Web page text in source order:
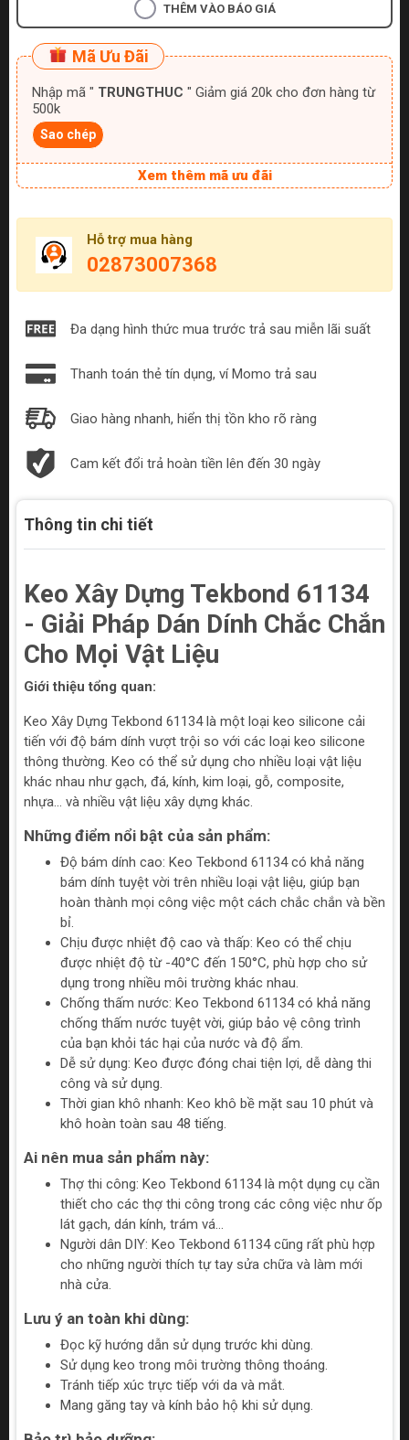
THÊM VÀO BÁO GIÁ
Mã Ưu Đãi
Nhập mã " TRUNGTHUC " Giảm giá 20k cho đơn hàng từ
500k
Sao chép
Xem thêm mã ưu đãi
Hỗ trợ mua hàng
02873007368
Đa dạng hình thức mua trước trả sau miễn lãi suất
Thanh toán thẻ tín dụng, ví Momo trả sau
Giao hàng nhanh, hiển thị tồn kho rõ ràng
Cam kết đổi trả hoàn tiền lên đến 30 ngày
Thông tin chi tiết
Keo Xây Dựng Tekbond 61134
- Giải Pháp Dán Dính Chắc Chắn
Cho Mọi Vật Liệu
Giới thiệu tổng quan:
Keo Xây Dựng Tekbond 61134 là một loại keo silicone cải
tiến với độ bám dính vượt trội so với các loại keo silicone
thông thường. Keo có thể sử dụng cho nhiều loại vật liệu
khác nhau như gạch, đá, kính, kim loại, gỗ, composite,
nhựa... và nhiều vật liệu xây dựng khác.
Những điểm nổi bật của sản phẩm:
Độ bám dính cao: Keo Tekbond 61134 có khả năng
bám dính tuyệt vời trên nhiều loại vật liệu, giúp bạn
hoàn thành mọi công việc một cách chắc chắn và bền
bỉ.
Chịu được nhiệt độ cao và thấp: Keo có thể chịu
được nhiệt độ từ -40°C đến 150°C, phù hợp cho sử
dụng trong nhiều môi trường khác nhau.
Chống thấm nước: Keo Tekbond 61134 có khả năng
chống thấm nước tuyệt vời, giúp bảo vệ công trình
của bạn khỏi tác hại của nước và độ ẩm.
Dễ sử dụng: Keo được đóng chai tiện lợi, dễ dàng thi
công và sử dụng.
Thời gian khô nhanh: Keo khô bề mặt sau 10 phút và
khô hoàn toàn sau 48 tiếng.
Ai nên mua sản phẩm này:
Thợ thi công: Keo Tekbond 61134 là một dụng cụ cần
thiết cho các thợ thi công trong các công việc như ốp
lát gạch, dán kính, trám vá...
Người dân DIY: Keo Tekbond 61134 cũng rất phù hợp
cho những người thích tự tay sửa chữa và làm mới
nhà cửa.
Lưu ý an toàn khi dùng:
Đọc kỹ hướng dẫn sử dụng trước khi dùng.
Sử dụng keo trong môi trường thông thoáng.
Tránh tiếp xúc trực tiếp với da và mắt.
Mang găng tay và kính bảo hộ khi sử dụng.